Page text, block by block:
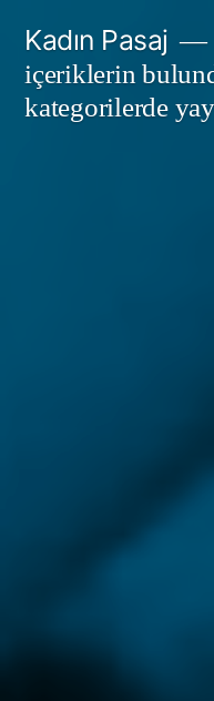
geç
Kadın Pasaj
içeriklerin
kategorilerde